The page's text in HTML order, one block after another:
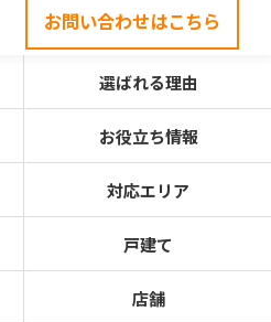
お問い合わせはこちら
選ばれる理由
お役立ち情報
対応エリア
戸建て
店舗